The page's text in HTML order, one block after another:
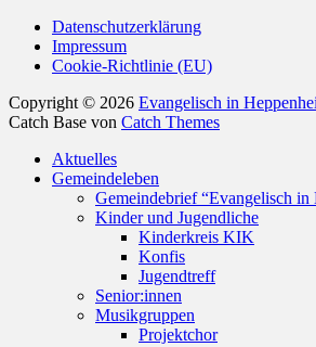
Datenschutzerklärung
Impressum
Cookie-Richtlinie (EU)
Copyright © 2026 Evangelisch in
Catch Base von Catch Themes
oben
scrollen
Aktuelles
Gemeindeleben
Gemeindebrief “Evangelisch in
Kinder und Jugendliche
Kinderkreis KIK
Konfis
Jugendtreff
Senior:innen
Musikgruppen
Projektchor